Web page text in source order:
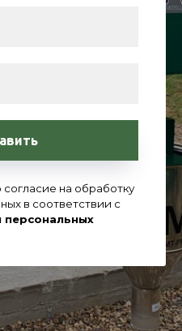
на обработку
в соответствии с
персональных